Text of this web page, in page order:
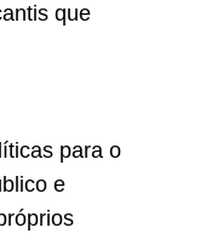
que
para o
e